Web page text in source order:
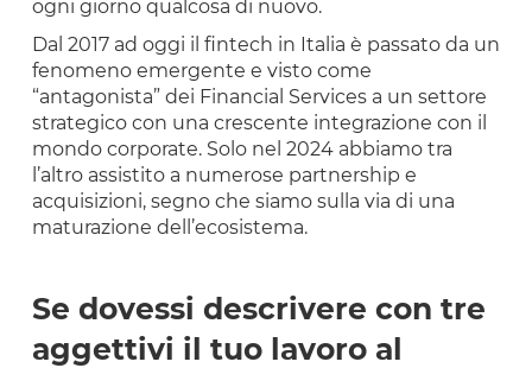
ogni giorno qualcosa di nuovo.
Dal 2017 ad oggi il fintech in Italia è passato da un
fenomeno emergente e visto come
“antagonista” dei Financial Services a un settore
strategico con una crescente integrazione con il
mondo corporate. Solo nel 2024 abbiamo tra
l’altro assistito a numerose partnership e
acquisizioni, segno che siamo sulla via di una
maturazione dell’ecosistema.
Se dovessi descrivere con tre
aggettivi il tuo lavoro al